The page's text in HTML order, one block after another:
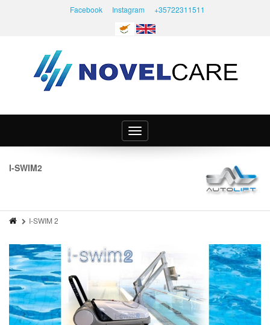
Facebook Instagram +35722311511
Toggle
navigation
I-SWIM2
I-SWIM 2